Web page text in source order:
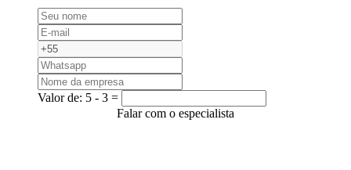
Valor de: 5 - 3 =
Falar com o especialista